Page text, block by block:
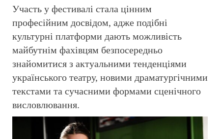
Участь у фестивалі стала цінним
професійним досвідом, адже подібні
культурні платформи дають можливість
майбутнім фахівцям безпосередньо
знайомитися з актуальними тенденціями
українського театру, новими драматургічними
текстами та сучасними формами сценічного
висловлювання.